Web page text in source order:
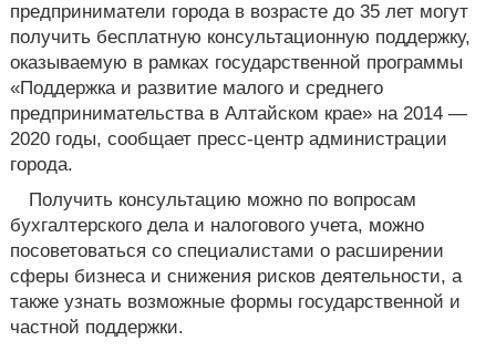
предприниматели города в возрасте до 35 лет могут
получить бесплатную консультационную поддержку,
оказываемую в рамках государственной программы
«Поддержка и развитие малого и среднего
предпринимательства в Алтайском крае» на 2014 —
2020 годы, сообщает пресс-центр администрации
города.
Получить консультацию можно по вопросам
бухгалтерского дела и налогового учета, можно
посоветоваться со специалистами о расширении
сферы бизнеса и снижения рисков деятельности, а
также узнать возможные формы государственной и
частной поддержки.